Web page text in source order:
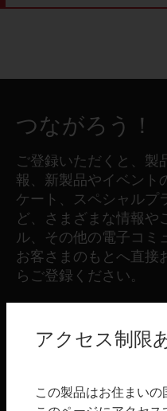
つながろう！
ご登録いただくと、製
報、新製品やイベント
ケート、スペシャルプ
ど、さまざまな情報や
ル、その他の電子コミ
お客さまのもとへ直接
らご登録ください。
toggle view
アクセス制限
この製品はお住まいの